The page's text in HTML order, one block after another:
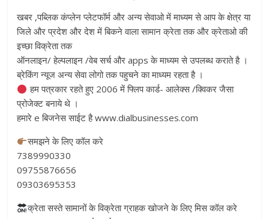
खबर ,पब्लिक कंप्लेन प्लेटफॉर्म और अन्य सेवाओ में माध्यम से आप के क्षेत्र या
जिले और प्रदेश और देश में बिकने वाला सामान क्रेता तक और क्रेताओ की
इच्छा विक्रेता तक
ऑनलाइन/ हेल्पलाइन /वेब सर्च और apps के माध्यम से उपलब्ध कराते है ।
ब्रेकिंग न्यूज अन्य सेवा लोगो तक पहुचने का माध्यम रहता है ।
हम पत्रकार रहते हुए 2006 में फ्लिप कार्ड- आलेक्स /क्विकर जैसा
प्रोजेक्ट बनाये थे ।
हमारे e बिजनेस साईट है www.dialbusinesses.com
समझने के लिए कॉल करे
7389990330
09755876656
09303695353
क्रेता सस्ते सामानों के विक्रेता ग्राहक खोजने के लिए मिस कॉल करे